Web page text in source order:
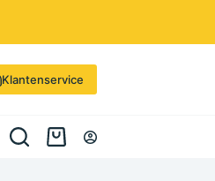
Klantenservice